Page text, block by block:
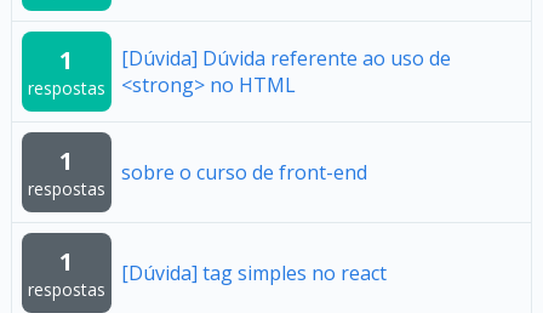
1
respostas
[Dúvida] Dúvida referente ao uso de
<strong> no HTML
1
respostas
sobre o curso de front-end
1
respostas
[Dúvida] tag simples no react